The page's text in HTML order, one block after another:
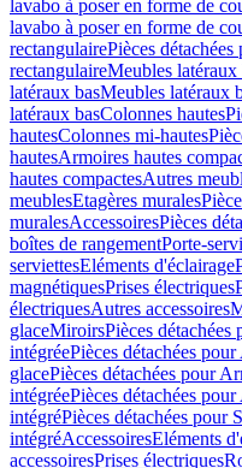
lavabo à poser en forme de
lavabo à poser en forme de
rectangulairePièces
rectangulaireMeubles latéraux
latéraux basMeubles latéraux
latéraux basColonnes hautes
hautesColonnes mi-hautes
hautesArmoires hautes
hautes compactesAutres
meublesEtagères murales
muralesAccessoiresPièces
boîtes de rangementPorte-
serviettesEléments d'éclairage
magnétiquesPrises électriques
électriquesAutres accessoires
glaceMiroirsPièces
intégréePièces détachées
glacePièces détachées pour
intégréePièces détachées
intégréPièces détachées pour
intégréAccessoiresEléments
accessoiresPrises électriques